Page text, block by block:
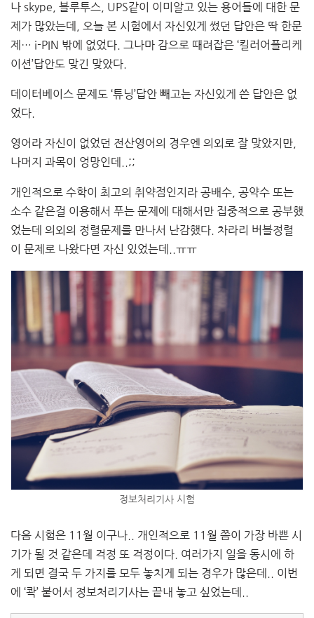
나 skype, 블루투스, UPS같이 이미알고 있는 용어들에 대한 문
제가 많았는데, 오늘 본 시험에서 자신있게 썼던 답안은 딱 한문
제… i-PIN 밖에 없었다. 그나마 감으로 때려잡은 ‘킬러어플리케
이션’답안도 맞긴 맞았다.
데이터베이스 문제도 ‘튜닝’답안 빼고는 자신있게 쓴 답안은 없
었다.
영어라 자신이 없었던 전산영어의 경우엔 의외로 잘 맞았지만,
나머지 과목이 엉망인데..;;
개인적으로 수학이 최고의 취약점인지라 공배수, 공약수 또는
소수 같은걸 이용해서 푸는 문제에 대해서만 집중적으로 공부했
었는데 의외의 정렬문제를 만나서 난감했다. 차라리 버블정렬
이 문제로 나왔다면 자신 있었는데..ㅠㅠ
정보처리기사 시험
다음 시험은 11월 이구나.. 개인적으로 11월 쯤이 가장 바쁜 시
기가 될 것 같은데 걱정 또 걱정이다. 여러가지 일을 동시에 하
게 되면 결국 두 가지를 모두 놓치게 되는 경우가 많은데.. 이번
에 ‘콱’ 붙어서 정보처리기사는 끝내 놓고 싶었는데..